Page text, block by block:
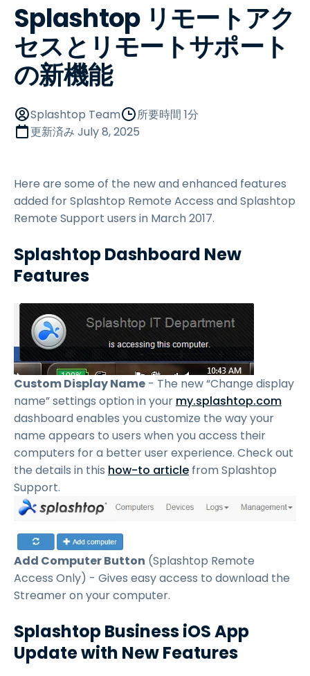
Splashtop リモートアク
セスとリモートサポート
の新機能
Splashtop Team
所要時間 1分
更新済み July 8, 2025
Here are some of the new and enhanced features
added for Splashtop Remote Access and Splashtop
Remote Support users in March 2017.
Splashtop Dashboard New
Features
Custom Display Name - The new “Change display
name” settings option in your my.splashtop.com
dashboard enables you customize the way your
name appears to users when you access their
computers for a better user experience. Check out
the details in this how-to article from Splashtop
Support.
Add Computer Button (Splashtop Remote
Access Only) - Gives easy access to download the
Streamer on your computer.
Splashtop Business iOS App
Update with New Features